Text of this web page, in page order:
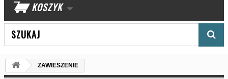
KOSZYK
ZAWIESZENIE